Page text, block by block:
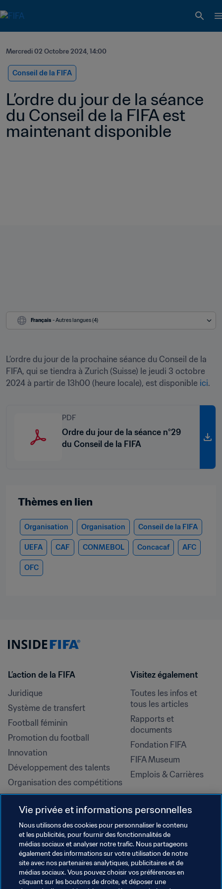
Mercredi 02 Octobre 2024, 14:00
Conseil de la FIFA
L’ordre du jour de la séance
du Conseil de la FIFA est
maintenant disponible
Français - Autres langues (4)
L’ordre du jour de la prochaine séance du Conseil de la
FIFA, qui se tiendra à Zurich (Suisse) le jeudi 3 octobre
2024 à partir de 13h00 (heure locale), est disponible ici.
PDF
Ordre du jour de la séance n°29
du Conseil de la FIFA
Thèmes en lien
Organisation Organisation Conseil de la FIFA
UEFA CAF CONMEBOL Concacaf AFC
OFC
L’action de la FIFA
Juridique
Système de transfert
Football féminin
Promotion du football
Innovation
Développement des talents
Organisation des compétitions
Développement durable
Droits de l'homme et lutte contre
la discrimination
Santé et médical
Initiatives en matière de
formation
Visitez également
Toutes les infos et
tous les articles
Rapports et
documents
Fondation FIFA
FIFA Museum
Emplois & Carrières
Vie privée et informations personnelles
Nous utilisons des cookies pour personnaliser le contenu
et les publicités, pour fournir des fonctionnalités de
médias sociaux et analyser notre trafic. Nous partageons
également des informations sur votre utilisation de notre
site avec nos partenaires analytiques, publicitaires et de
médias sociaux. Vous pouvez choisir vos préférences en
cliquant sur les boutons de droite, et déposer une